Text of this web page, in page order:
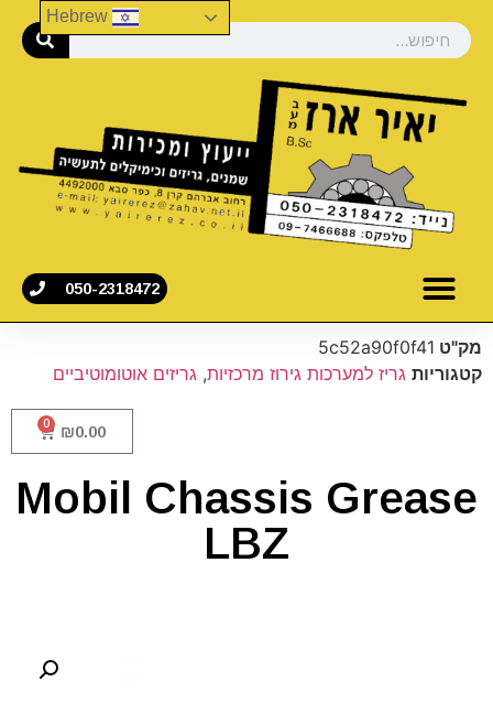
050-2318472
מק"ט 5c52a90f0f41
קטגוריות גריז למערכות גירוז מרכזיות, גריזים אוטומוטיביים
₪0.00
0
Mobil Chassis Grease
LBZ
Hebrew